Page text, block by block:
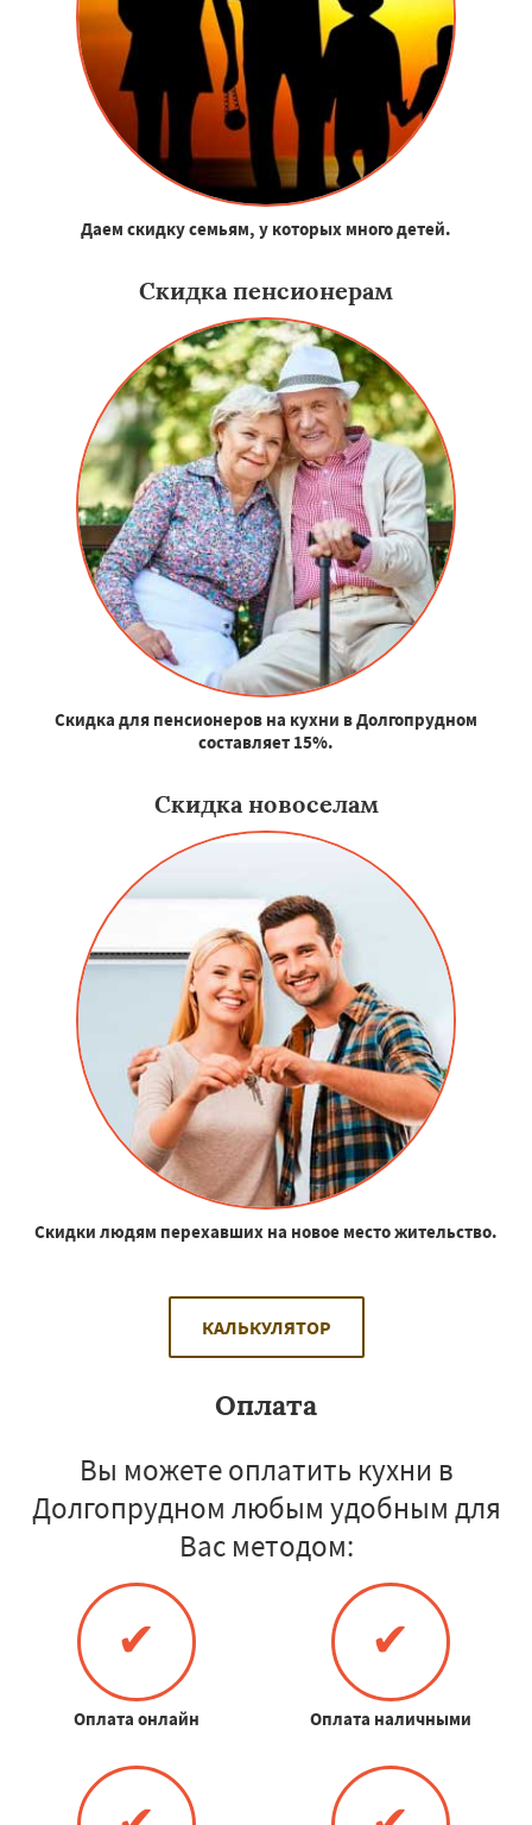
Даем скидку семьям, у которых много детей.
Скидка пенсионерам
Скидка для пенсионеров на кухни в Долгопрудном
составляет 15%.
Скидка новоселам
Скидки людям перехавших на новое место жительство.
КАЛЬКУЛЯТОР
Оплата
Вы можете оплатить кухни в
Долгопрудном любым удобным для
Вас методом:
✔
Оплата онлайн
✔
Оплата наличными